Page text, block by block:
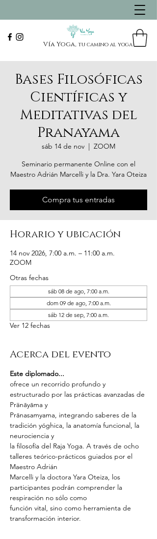
Vía Yoga, tu camino al yoga
Bases Filosóficas
Científicas y
Meditativas del
Pranayama
sáb 14 de nov
  |
ZOOM
Seminario permanente Online con el
Maestro Adrián Marcelli y la Dra. Yara Oteiza
Compra tus entradas
Horario y ubicación
14 nov 2026, 7:00 a.m. – 11:00 a.m.
ZOOM
Otras fechas
sáb 08 de ago, 7:00 a.m.
dom 09 de ago, 7:00 a.m.
sáb 12 de sep, 7:00 a.m.
Ver 12 fechas
Acerca del evento
Este diplomado...
ofrece un recorrido profundo y
estructurado por las prácticas avanzadas de
Pränāyāma y
Prānasamyama, integrando saberes de la
tradición yóghica, la anatomía funcional, la
neurociencia y
la filosofía del Raja Yoga. A través de ocho
talleres teórico-prácticos guiados por el
Maestro Adrián
Marcelli y la doctora Yara Oteiza, los
participantes podrán comprender la
respiración no sólo como
función vital, sino como herramienta de
transformación interior.